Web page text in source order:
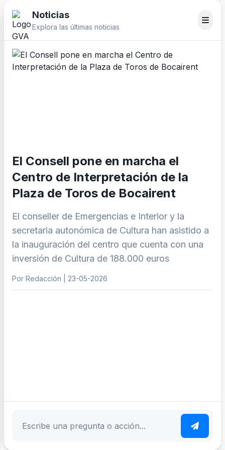
Noticias
Explora las últimas noticias
El Consell pone en marcha el
Centro de Interpretación de la
Plaza de Toros de Bocairent
El conseller de Emergencias e Interior y la
secretaria autonómica de Cultura han asistido a
la inauguración del centro que cuenta con una
inversión de Cultura de 188.000 euros
Por Redacción | 23-05-2026
Escribe tu pregunta